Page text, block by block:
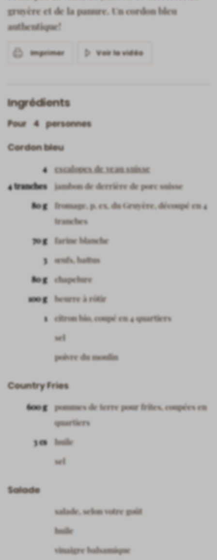
gruyère et de la panure. Un cordon bleu
authentique!
Imprimer Voir la vidéo
Ingrédients
Pour
4 personnes
Cordon bleu
4
escalopes de veau suisse
4 tranches
jambon de derrière de porc suisse
80 g
fromage, p. ex. du Gruyère, découpé en 4
tranches
70 g
farine blanche
3
œufs, battus
80 g
chapelure
100 g
beurre à rôtir
1
citron bio, coupé en 4 quartiers
sel
poivre du moulin
Country Fries
600 g
pommes de terre pour frites, coupées en
quartiers
3 cs
huile
sel
Salade
salade, selon votre goût
huile
vinaigre balsamique